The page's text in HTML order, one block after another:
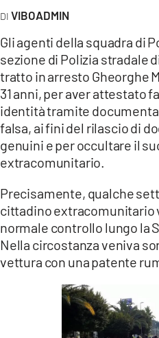
Network
LACPLAY.IT
LACTV.IT
LACONAIR.IT
LACITYMAG.IT
COSENZACHANNEL.IT
ILVIBONESE.IT
CATANZAROCHANNEL.IT
LACAPITALENEWS.IT
VIBOADMIN
Gli agenti della squadra di
sezione di Polizia stradale
tratto in arresto Gheorghe
31 anni, per aver attestato
identità tramite
falsa, ai fini del rilascio di
genuini e per occultare il
extracomunitario.
Precisamente, qualche
cittadino extracomunitario
normale controllo lungo la
Nella circostanza veniva
vettura con una patente